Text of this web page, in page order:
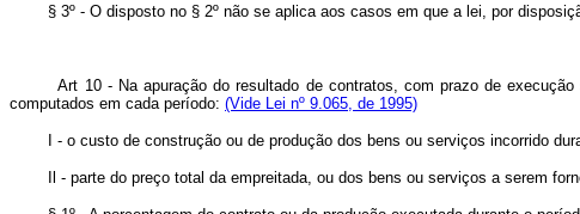
§ 3º - O disposto no § 2º não se aplica aos casos em que a lei, por
Art 10 - Na apuração do resultado de contratos, com prazo de execução
computados em cada período: (Vide Lei nº 9.065, de 1995)
I - o custo de construção ou de produção dos bens ou serviços incorrido
Il - parte do preço total da empreitada, ou dos bens ou serviços a serem